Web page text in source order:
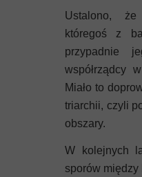
Ustalono,
któregoś z
przypadnie
współrządcy
Miało to
triarchii, czyli
obszary.
W kolejnych
sporów między